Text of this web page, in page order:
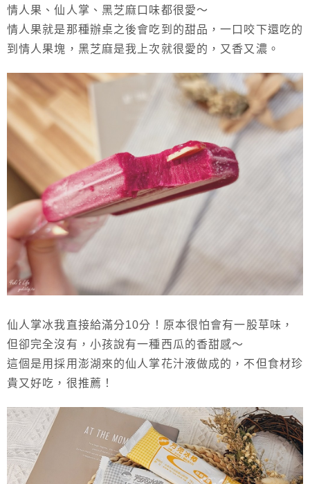
情人果、仙人掌、黑芝麻口味都很愛～
情人果就是那種辦桌之後會吃到的甜品，一口咬下還吃的
到情人果塊，黑芝麻是我上次就很愛的，又香又濃。
仙人掌冰我直接給滿分10分！原本很怕會有一股草味，
但卻完全沒有，小孩說有一種西瓜的香甜感～
這個是用採用澎湖來的仙人掌花汁液做成的，不但食材珍
貴又好吃，很推薦！